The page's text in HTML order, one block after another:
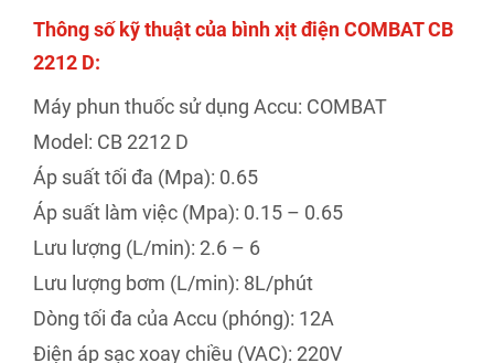
Thông số kỹ thuật của bình xịt điện COMBAT CB
2212 D:
Máy phun thuốc sử dụng Accu: COMBAT
Model: CB 2212 D
Áp suất tối đa (Mpa): 0.65
Áp suất làm việc (Mpa): 0.15 – 0.65
Lưu lượng (L/min): 2.6 – 6
Lưu lượng bơm (L/min): 8L/phút
Dòng tối đa của Accu (phóng): 12A
Điện áp sạc xoay chiều (VAC): 220V